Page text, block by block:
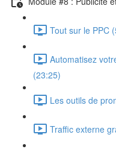
Tout sur le PPC
Automatisez
(23:25)
Les outils de
Traffic externe